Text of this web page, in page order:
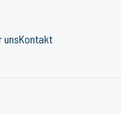
unsKontakt